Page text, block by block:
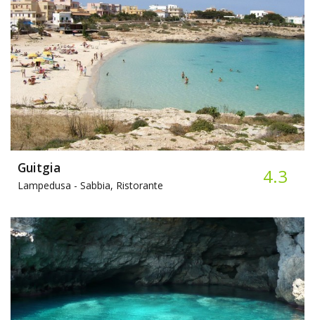
Guitgia
Lampedusa - Sabbia, Ristorante 4.3